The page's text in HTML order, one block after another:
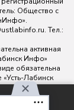
Общество с
. Тел.:
активная
Инфо»
обязательна
«Усть-Лабинск
Инфо» не